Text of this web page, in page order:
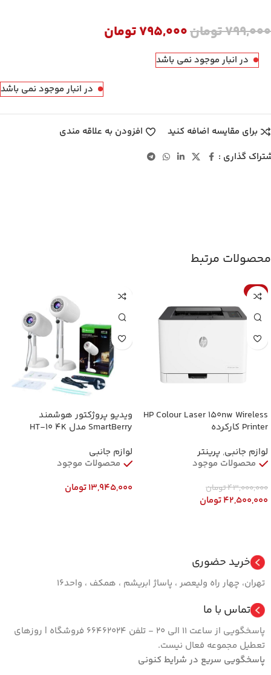
799,000تومان795,000تومان
در انبار موجود نمی باشد
در انبار موجود نمی باشد
برای مقایسه اضافه کنید
افزودن به علاقه مندی
گذاری :
محصولات مرتبط
-1%
HP Colour Laser 150nw Wireless
Printer کارکرده
لوازم جانبی, پرینتر
محصولات موجود
43,000,000تومان
42,500,000تومان
ویدیو پروژکتور هوشمند
SmartBerry مدل HT-10 ۴K
لوازم جانبی
محصولات موجود
13,945,000تومان
خرید حضوری
تهران، چهار راه ولیعصر ، پاساژ ابریشم ، همکف ، واحد16
تماس با ما
پاسخگویی از ساعت 11 الی 20 - تلفن 66462024 فروشگاه | روزهای
تعطیل مجموعه فعال نیست.
پاسخگویی سریع در شرایط کنونی